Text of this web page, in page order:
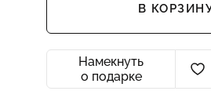
В
Намекнуть
о подарке